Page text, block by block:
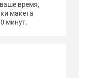
время,
макета
минут.